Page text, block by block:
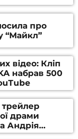
про
“Майкл”
відео: Кліп
набрав 500
драми
Андрія